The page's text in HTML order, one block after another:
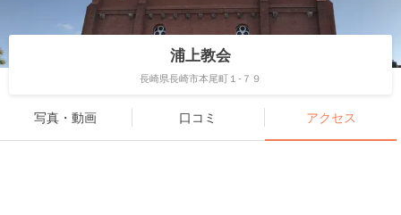
浦上教会
長崎県長崎市本尾町１-７９
写真・動画 口コミ アクセス